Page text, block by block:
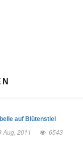
auf Blütenstiel
Aug, 2011 6543